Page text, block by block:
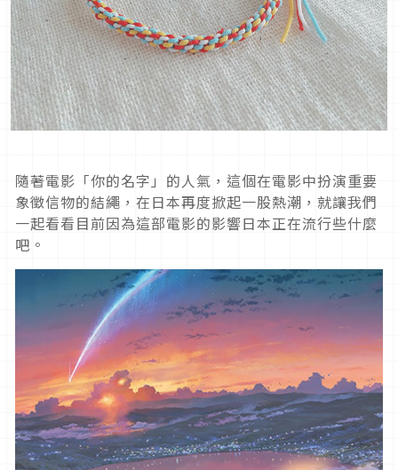
隨著電影「你的名字」的人氣，這個在電影中扮演重要
象徵信物的結繩，在日本再度掀起一股熱潮，就讓我們
一起看看目前因為這部電影的影響日本正在流行些什麼
吧。